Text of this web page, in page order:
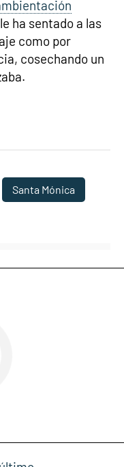
ha sentado a las
como por
cosechando un
Santa Mónica